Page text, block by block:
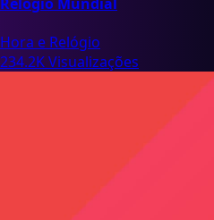
Hora e Relógio
234.2K Visualizações